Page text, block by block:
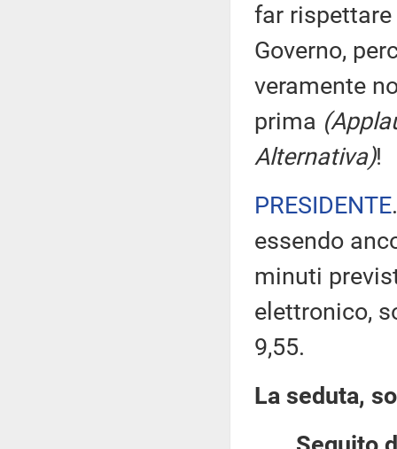
far
Governo,
veramente
prima
Alternativa)!
PRESIDENTE
essendo
minuti
elettronico,
9,55.
La seduta,